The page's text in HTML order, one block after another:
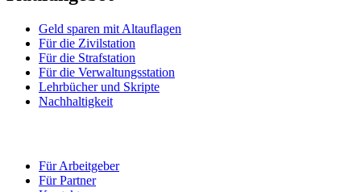
Geld sparen mit Altauflagen
Für die Zivilstation
Für die Strafstation
Für die Verwaltungsstation
Lehrbücher und Skripte
Nachhaltigkeit
Für Arbeitgeber
Für Partner